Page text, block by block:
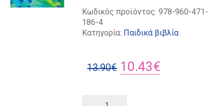
Κωδικός προϊόντος:978-960-471-
186-4
Κατηγορία: Παιδικά βιβλία
13.90€ Original
10.43€